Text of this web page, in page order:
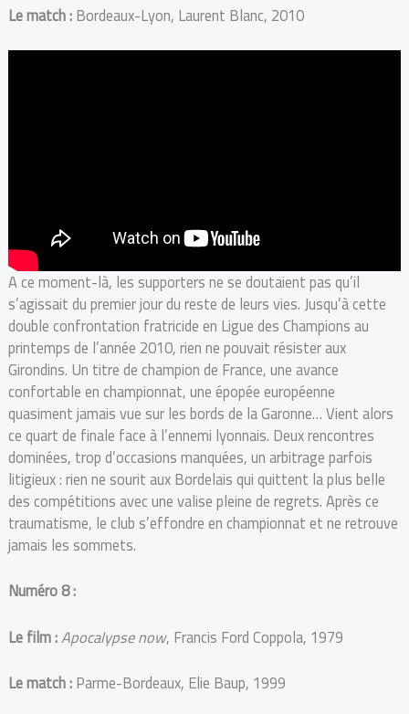
Le match :Bordeaux-Lyon, Laurent Blanc, 2010
A ce moment-là, les supporters ne se doutaient pas qu’il
s’agissait du premier jour du reste de leurs vies. Jusqu’à cette
double confrontation fratricide en Ligue des Champions au
printemps de l’année 2010, rien ne pouvait résister aux
Girondins. Un titre de champion de France, une avance
confortable en championnat, une épopée européenne
quasiment jamais vue sur les bords de la Garonne… Vient alors
ce quart de finale face à l’ennemi lyonnais. Deux rencontres
dominées, trop d’occasions manquées, un arbitrage parfois
litigieux : rien ne sourit aux Bordelais qui quittent la plus belle
des compétitions avec une valise pleine de regrets. Après ce
traumatisme, le club s’effondre en championnat et ne retrouve
jamais les sommets.
Numéro 8 :
Le film :Apocalypse now, Francis Ford Coppola, 1979
Le match :Parme-Bordeaux, Elie Baup, 1999